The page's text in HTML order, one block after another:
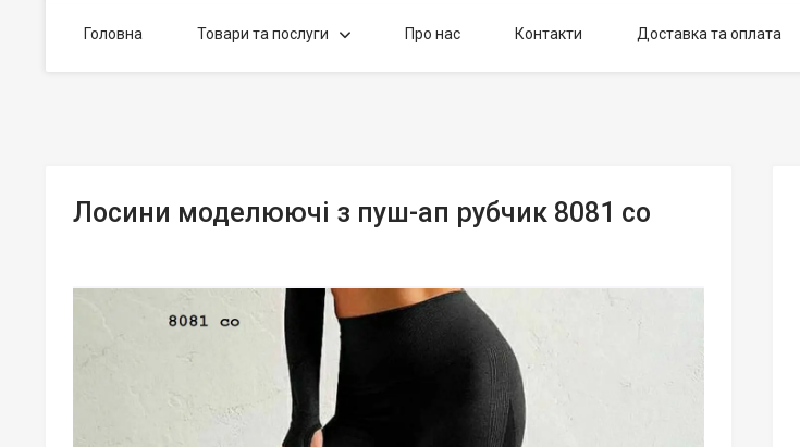
Головна Товари та послуги Про нас Контакти Доставка та оплата
Лосини моделюючі з пуш-ап рубчик 8081 со